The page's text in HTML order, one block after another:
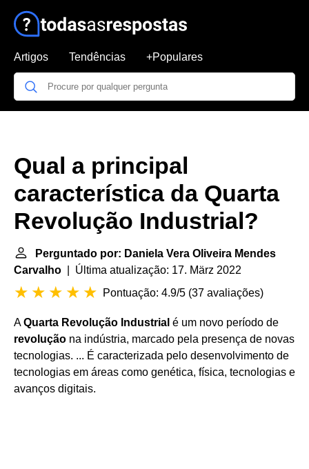
Artigos Tendências +Populares
Qual a principal
característica da Quarta
Revolução Industrial?
Perguntado por: Daniela Vera Oliveira Mendes
Carvalho | Última atualização: 17. März 2022
Pontuação: 4.9/5 (37 avaliações)
AQuarta Revolução Industrial é um novo período de
revolução na indústria, marcado pela presença de novas
tecnologias. ... É caracterizada pelo desenvolvimento de
tecnologias em áreas como genética, física, tecnologias e
avanços digitais.